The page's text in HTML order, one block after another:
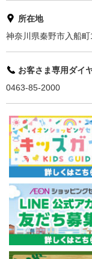
所在地
神奈川県秦野市入船町
お客さま専用ダイ
0463-85-2000